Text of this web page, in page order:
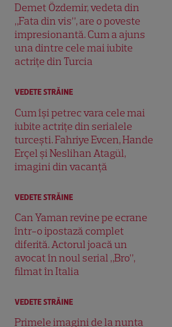
Demet Özdemir, vedeta din
„Fata din vis”, are o poveste
impresionantă. Cum a ajuns
una dintre cele mai iubite
actrițe din Turcia
VEDETE STRĂINE
Cum își petrec vara cele mai
iubite actrițe din serialele
turcești. Fahriye Evcen, Hande
Erçel și Neslihan Atagül,
imagini din vacanță
VEDETE STRĂINE
Can Yaman revine pe ecrane
într-o ipostază complet
diferită. Actorul joacă un
avocat în noul serial „Bro”,
filmat în Italia
VEDETE STRĂINE
Primele imagini de la nunta